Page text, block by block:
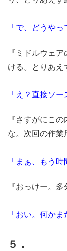
「で、どうや
『ミドルウェ
ける。とりあえ
「え？直接ソー
『さすがにこ
な。次回の作業
「まぁ、もう
『おっけー。
「おい。何か
５．